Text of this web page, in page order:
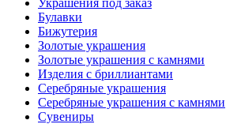
Украшения под заказ
Булавки
Бижутерия
Золотые украшения
Золотые украшения с камнями
Изделия с бриллиантами
Серебряные украшения
Серебряные украшения с камнями
Сувениры